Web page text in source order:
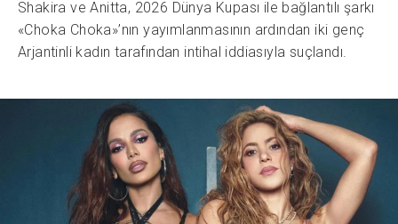
Shakira ve Anitta, 2026 Dünya Kupası ile bağlantılı şarkı
«Choka Choka»’nın yayımlanmasının ardından iki genç
Arjantinli kadın tarafından intihal iddiasıyla suçlandı.